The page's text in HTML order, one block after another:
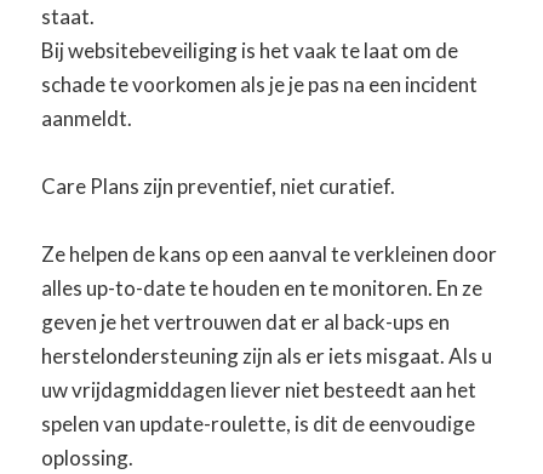
staat.
Bij websitebeveiliging is het vaak te laat om de
schade te voorkomen als je je pas na een incident
aanmeldt.
Care Plans zijn preventief, niet curatief.
Ze helpen de kans op een aanval te verkleinen door
alles up-to-date te houden en te monitoren. En ze
geven je het vertrouwen dat er al back-ups en
herstelondersteuning zijn als er iets misgaat. Als u
uw vrijdagmiddagen liever niet besteedt aan het
spelen van update-roulette, is dit de eenvoudige
oplossing.